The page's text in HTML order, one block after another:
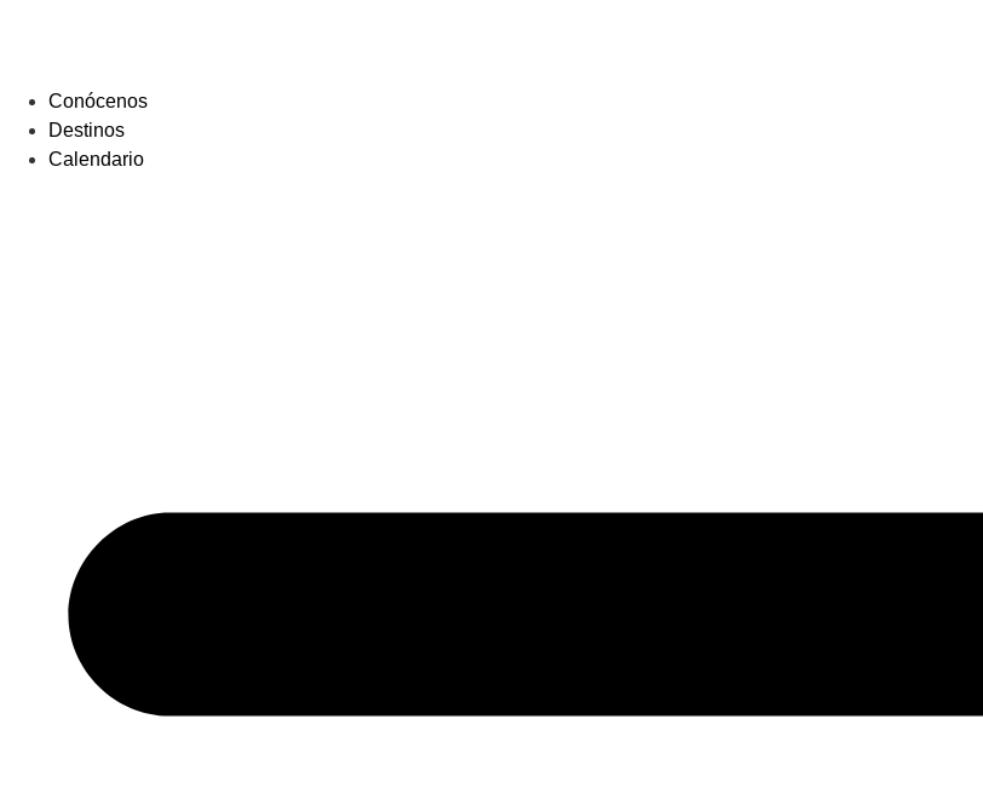
Conócenos
Destinos
Calendario